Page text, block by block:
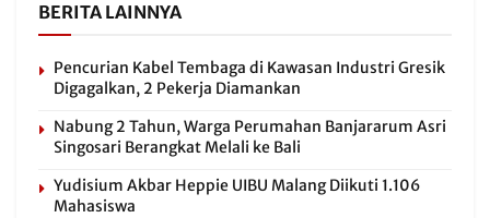
BERITA LAINNYA
Pencurian Kabel Tembaga di Kawasan Industri Gresik
Digagalkan, 2 Pekerja Diamankan
Nabung 2 Tahun, Warga Perumahan Banjararum Asri
Singosari Berangkat Melali ke Bali
Yudisium Akbar Heppie UIBU Malang Diikuti 1.106
Mahasiswa